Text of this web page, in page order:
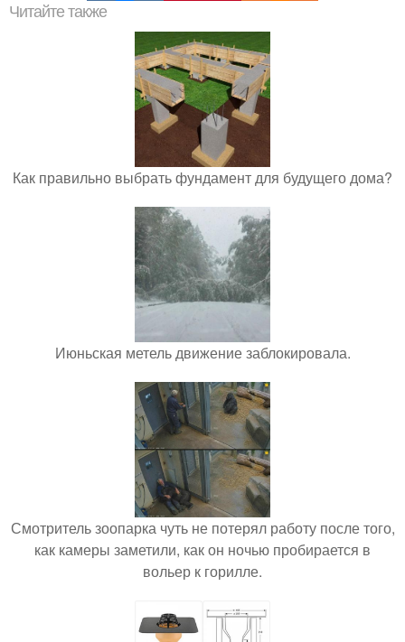
Читайте также
Как правильно выбрать фундамент для будущего дома?
Июньская метель движение заблокировала.
Смотритель зоопарка чуть не потерял работу после того,
как камеры заметили, как он ночью пробирается в
вольер к горилле.